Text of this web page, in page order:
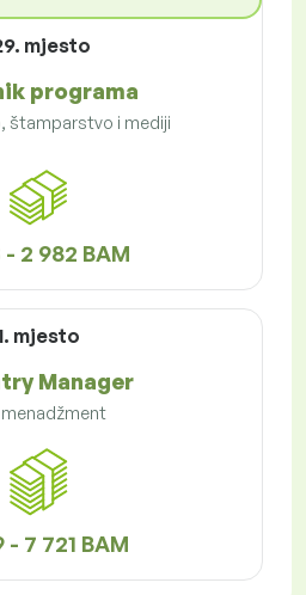
mjesto
programa
štamparstvo i mediji
- 2 982 BAM
mjesto
Manager
- 7 721 BAM